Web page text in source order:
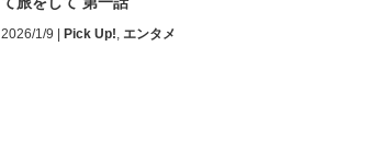
2026/1/9 Pick Up!, エンタメ